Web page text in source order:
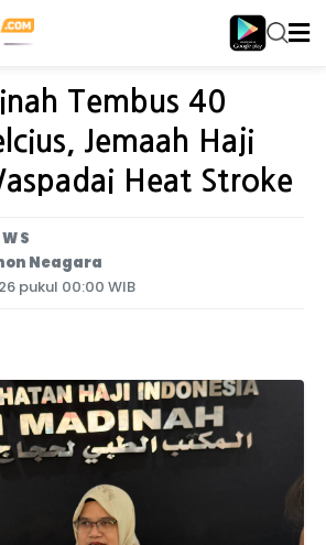
Tembus 40
Jemaah Haji
Heat Stroke
S
Neagara
pukul 00:00 WIB